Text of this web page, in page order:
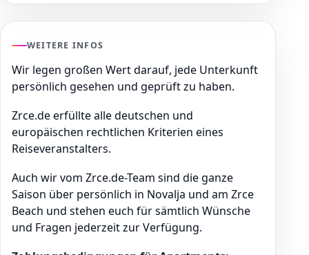
WEITERE INFOS
Wir legen großen Wert darauf, jede Unterkunft
persönlich gesehen und geprüft zu haben.
Zrce.de erfüllte alle deutschen und
europäischen rechtlichen Kriterien eines
Reiseveranstalters.
Auch wir vom Zrce.de-Team sind die ganze
Saison über persönlich in Novalja und am Zrce
Beach und stehen euch für sämtlich Wünsche
und Fragen jederzeit zur Verfügung.